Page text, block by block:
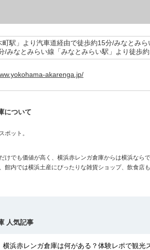
町駅」より汽車道経由で徒歩約15分/みなとみ
/みなとみらい線「みなとみらい駅」より徒歩
akarenga.jp/
について
ポット。
けでも価値が高く、横浜赤レンガ倉庫からは横浜なら
館内では横浜土産にぴったりな雑貨ショップ、飲食店
人気記事
横浜赤レンガ倉庫は何がある？体験レポで観光